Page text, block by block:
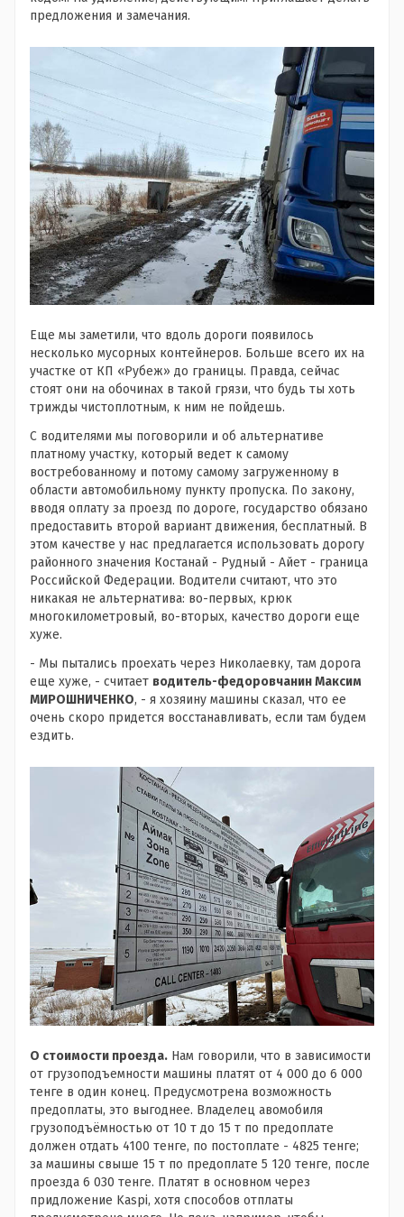
предложения и замечания.
Еще мы заметили, что вдоль дороги появилось
несколько мусорных контейнеров. Больше всего их на
участке от КП «Рубеж» до границы. Правда, сейчас
стоят они на обочинах в такой грязи, что будь ты хоть
трижды чистоплотным, к ним не пойдешь.
С водителями мы поговорили и об альтернативе
платному участку, который ведет к самому
востребованному и потому самому загруженному в
области автомобильному пункту пропуска. По закону,
вводя оплату за проезд по дороге, государство обязано
предоставить второй вариант движения, бесплатный. В
этом качестве у нас предлагается использовать дорогу
районного значения Костанай - Рудный - Айет - граница
Российской Федерации. Водители считают, что это
никакая не альтернатива: во-первых, крюк
многокилометровый, во-вторых, качество дороги еще
хуже.
- Мы пытались проехать через Николаевку, там дорога
еще хуже, - считает водитель-федоровчанинМаксим
МИРОШНИЧЕНКО, - я хозяину машины сказал, что ее
очень скоро придется восстанавливать, если там будем
ездить.
О стоимости проезда. Нам говорили, что в зависимости
от грузоподъемности машины платят от 4 000 до 6 000
тенге в один конец. Предусмотрена возможность
предоплаты, это выгоднее. Владелец авомобиля
грузоподъёмностью от 10 т до 15 т по предоплате
должен отдать 4100 тенге, по постоплате - 4825 тенге;
за машины свыше 15 т по предоплате 5 120 тенге, после
проезда 6 030 тенге. Платят в основном через
придложение Kaspi, хотя способов отплаты